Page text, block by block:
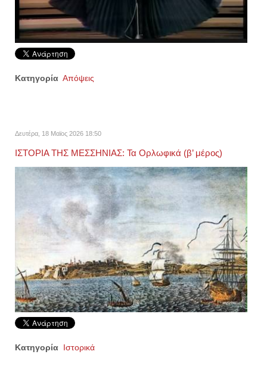
Κατηγορία Απόψεις
Δευτέρα, 18 Μαϊος 2026 18:50
ΙΣΤΟΡΙΑ ΤΗΣ ΜΕΣΣΗΝΙΑΣ: Τα Ορλωφικά (β’ μέρος)
Κατηγορία Ιστορικά